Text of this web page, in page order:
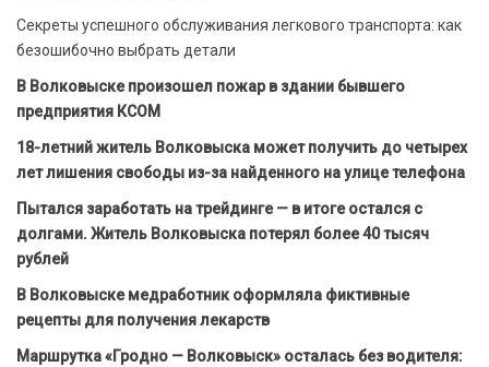
Секреты успешного обслуживания легкового транспорта: как
безошибочно выбрать детали
В Волковыске произошел пожар в здании бывшего
предприятия КСОМ
18-летний житель Волковыска может получить до четырех
лет лишения свободы из-за найденного на улице телефона
Пытался заработать на трейдинге — в итоге остался с
долгами. Житель Волковыска потерял более 40 тысяч
рублей
В Волковыске медработник оформляла фиктивные
рецепты для получения лекарств
Маршрутка «Гродно — Волковыск» осталась без водителя: